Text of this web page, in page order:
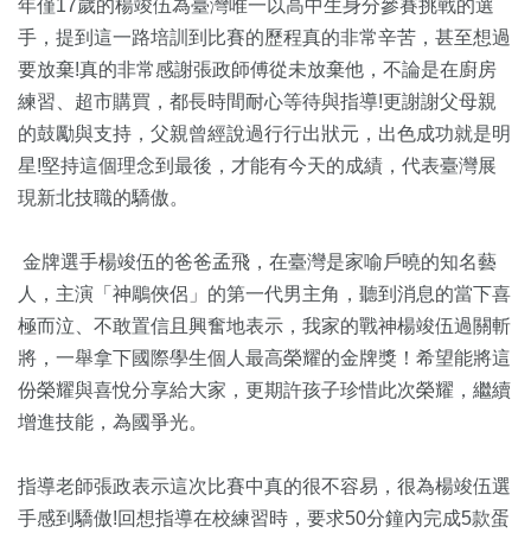
年僅17歲的楊竣伍為臺灣唯一以高中生身分參賽挑戰的選
手，提到這一路培訓到比賽的歷程真的非常辛苦，甚至想過
要放棄!真的非常感謝張政師傅從未放棄他，不論是在廚房
練習、超市購買，都長時間耐心等待與指導!更謝謝父母親
的鼓勵與支持，父親曾經說過行行出狀元，出色成功就是明
星!堅持這個理念到最後，才能有今天的成績，代表臺灣展
現新北技職的驕傲。
金牌選手楊竣伍的爸爸孟飛，在臺灣是家喻戶曉的知名藝
人，主演「神鵰俠侶」的第一代男主角，聽到消息的當下喜
極而泣、不敢置信且興奮地表示，我家的戰神楊竣伍過關斬
將，一舉拿下國際學生個人最高榮耀的金牌獎！希望能將這
份榮耀與喜悅分享給大家，更期許孩子珍惜此次榮耀，繼續
增進技能，為國爭光。
指導老師張政表示這次比賽中真的很不容易，很為楊竣伍選
手感到驕傲!回想指導在校練習時，要求50分鐘內完成5款蛋